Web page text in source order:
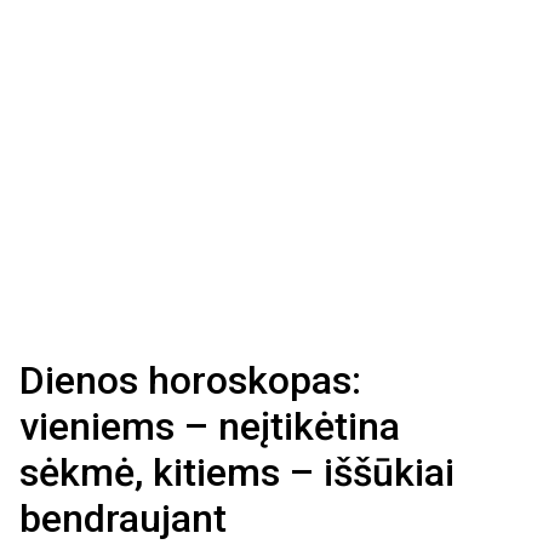
Dienos horoskopas:
vieniems – neįtikėtina
sėkmė, kitiems – iššūkiai
bendraujant